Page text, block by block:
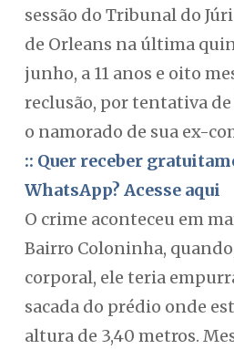
sessão do Tribunal do
de Orleans na última
junho, a 11 anos e oito
reclusão, por tentativa
o namorado de sua ex-
:: Quer receber
WhatsApp? Acesse aqui
O crime aconteceu em
Bairro Coloninha,
corporal, ele teria
sacada do prédio onde
altura de 3,40 metros.